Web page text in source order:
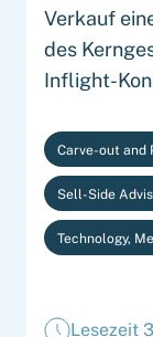
Verkauf
des
Inflight-
Carve-out and
Sell-Side
Technology,
Lesezeit